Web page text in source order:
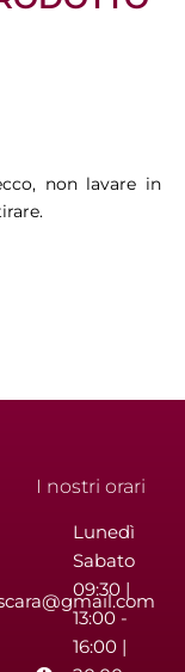
non lavare in
I nostri orari
Lunedì
Sabato
09:30 |
13:00 -
16:00 |